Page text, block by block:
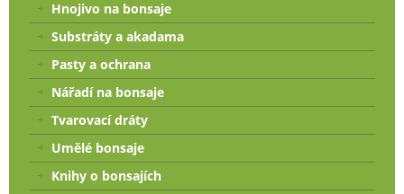
Hnojivo na bonsaje
Substráty a akadama
Pasty a ochrana
Nářadí na bonsaje
Tvarovací dráty
Umělé bonsaje
Knihy o bonsajích